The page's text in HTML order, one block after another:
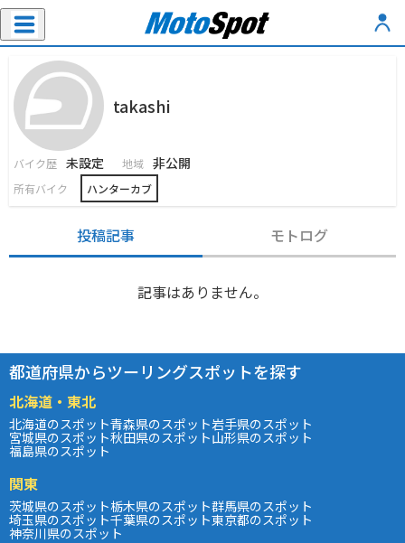
takashi
バイク歴 未設定 地域 非公開
所有バイク ハンターカブ
投稿記事 モトログ
記事はありません。
都道府県からツーリングスポットを探す
北海道・東北
北海道のスポット青森県のスポット岩手県のスポット
宮城県のスポット秋田県のスポット山形県のスポット
福島県のスポット
関東
茨城県のスポット栃木県のスポット群馬県のスポット
埼玉県のスポット千葉県のスポット東京都のスポット
神奈川県のスポット